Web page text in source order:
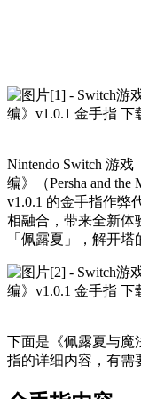
Nintendo Switch 游
编》（Persha and the
v1.0.1 的金手指作弊
相融合，带来全新体
「佩露夏」，解开
下面是《佩露夏与魔
指的详细内容，有需